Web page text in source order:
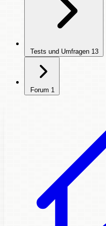
Tests und Umfragen 13
Forum 1